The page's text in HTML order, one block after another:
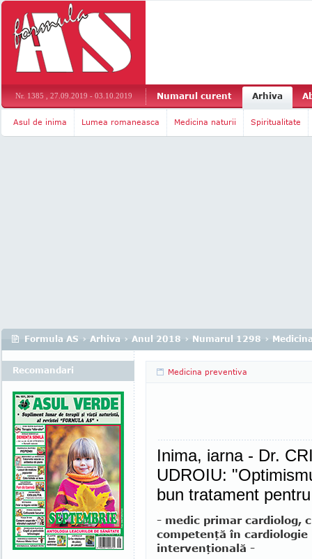
Nr. 1385 , 27.09.2019 - 03.10.2019 Numarul curent Arhiva
Asul de inima Lumea romaneasca Medicina naturii Spiritualitate
Formula AS › Arhiva › Anul 2018 › Numarul 1298 ›
Medicina preventiva
Inima, iarna - Dr.
UDROIU:
bun tratament
- medic primar cardiolog,
competenţă în cardiologie
intervenţională -
Recomandari